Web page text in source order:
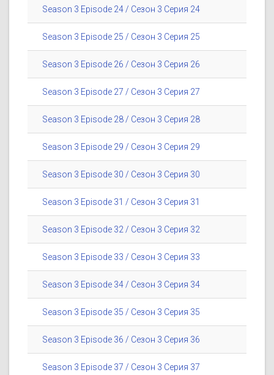
Season 3 Episode 24 / Сезон 3 Серия 24
Season 3 Episode 25 / Сезон 3 Серия 25
Season 3 Episode 26 / Сезон 3 Серия 26
Season 3 Episode 27 / Сезон 3 Серия 27
Season 3 Episode 28 / Сезон 3 Серия 28
Season 3 Episode 29 / Сезон 3 Серия 29
Season 3 Episode 30 / Сезон 3 Серия 30
Season 3 Episode 31 / Сезон 3 Серия 31
Season 3 Episode 32 / Сезон 3 Серия 32
Season 3 Episode 33 / Сезон 3 Серия 33
Season 3 Episode 34 / Сезон 3 Серия 34
Season 3 Episode 35 / Сезон 3 Серия 35
Season 3 Episode 36 / Сезон 3 Серия 36
Season 3 Episode 37 / Сезон 3 Серия 37